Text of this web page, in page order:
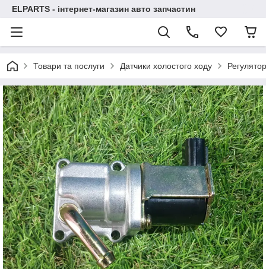
ELPARTS - інтернет-магазин авто запчастин
Товари та послуги Датчики холостого ходу